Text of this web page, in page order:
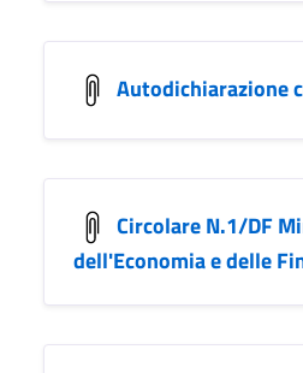
Autodichiarazione
Circolare N.1/DF
dell'Economia e delle